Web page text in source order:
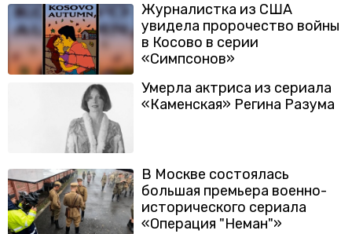
Журналистка из США
увидела пророчество войны
в Косово в серии
«Симпсонов»
Умерла актриса из сериала
«Каменская» Регина Разума
В Москве состоялась
большая премьера военно-
исторического сериала
«Операция "Неман"»